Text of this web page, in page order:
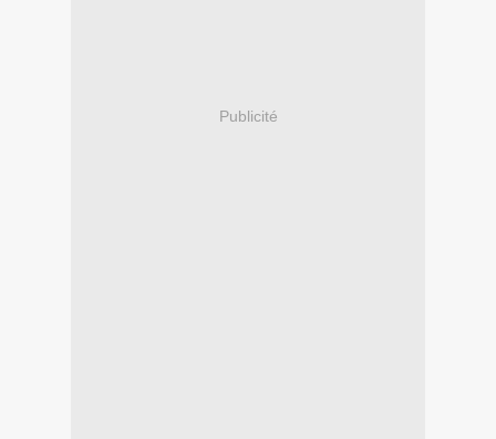
Publicité